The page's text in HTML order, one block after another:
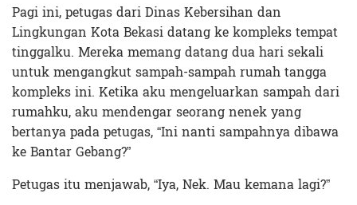
Pagi ini, petugas dari Dinas Kebersihan dan
Lingkungan Kota Bekasi datang ke kompleks tempat
tinggalku. Mereka memang datang dua hari sekali
untuk mengangkut sampah-sampah rumah tangga
kompleks ini. Ketika aku mengeluarkan sampah dari
rumahku, aku mendengar seorang nenek yang
bertanya pada petugas, “Ini nanti sampahnya dibawa
ke Bantar Gebang?”
Petugas itu menjawab, “Iya, Nek. Mau kemana lagi?”